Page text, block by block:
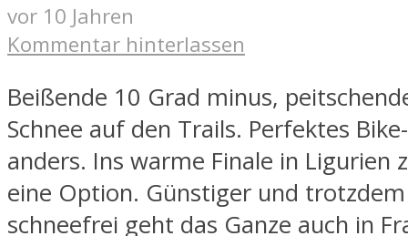
vor 10 Jahren
Kommentar hinterlassen
Beißende 10 Grad minus,
Schnee auf den Trails. Perfektes
anders. Ins warme Finale in Ligurien
eine Option. Günstiger und trotzdem
schneefrei geht das Ganze auch in